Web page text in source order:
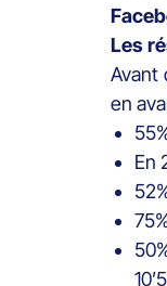
Les
Avant
en
En